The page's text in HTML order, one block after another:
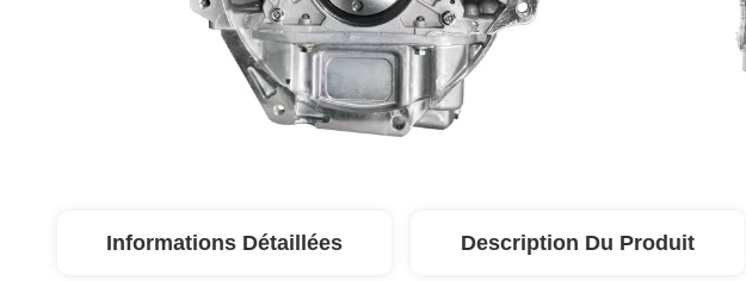
Informations Détaillées Description Du Produit